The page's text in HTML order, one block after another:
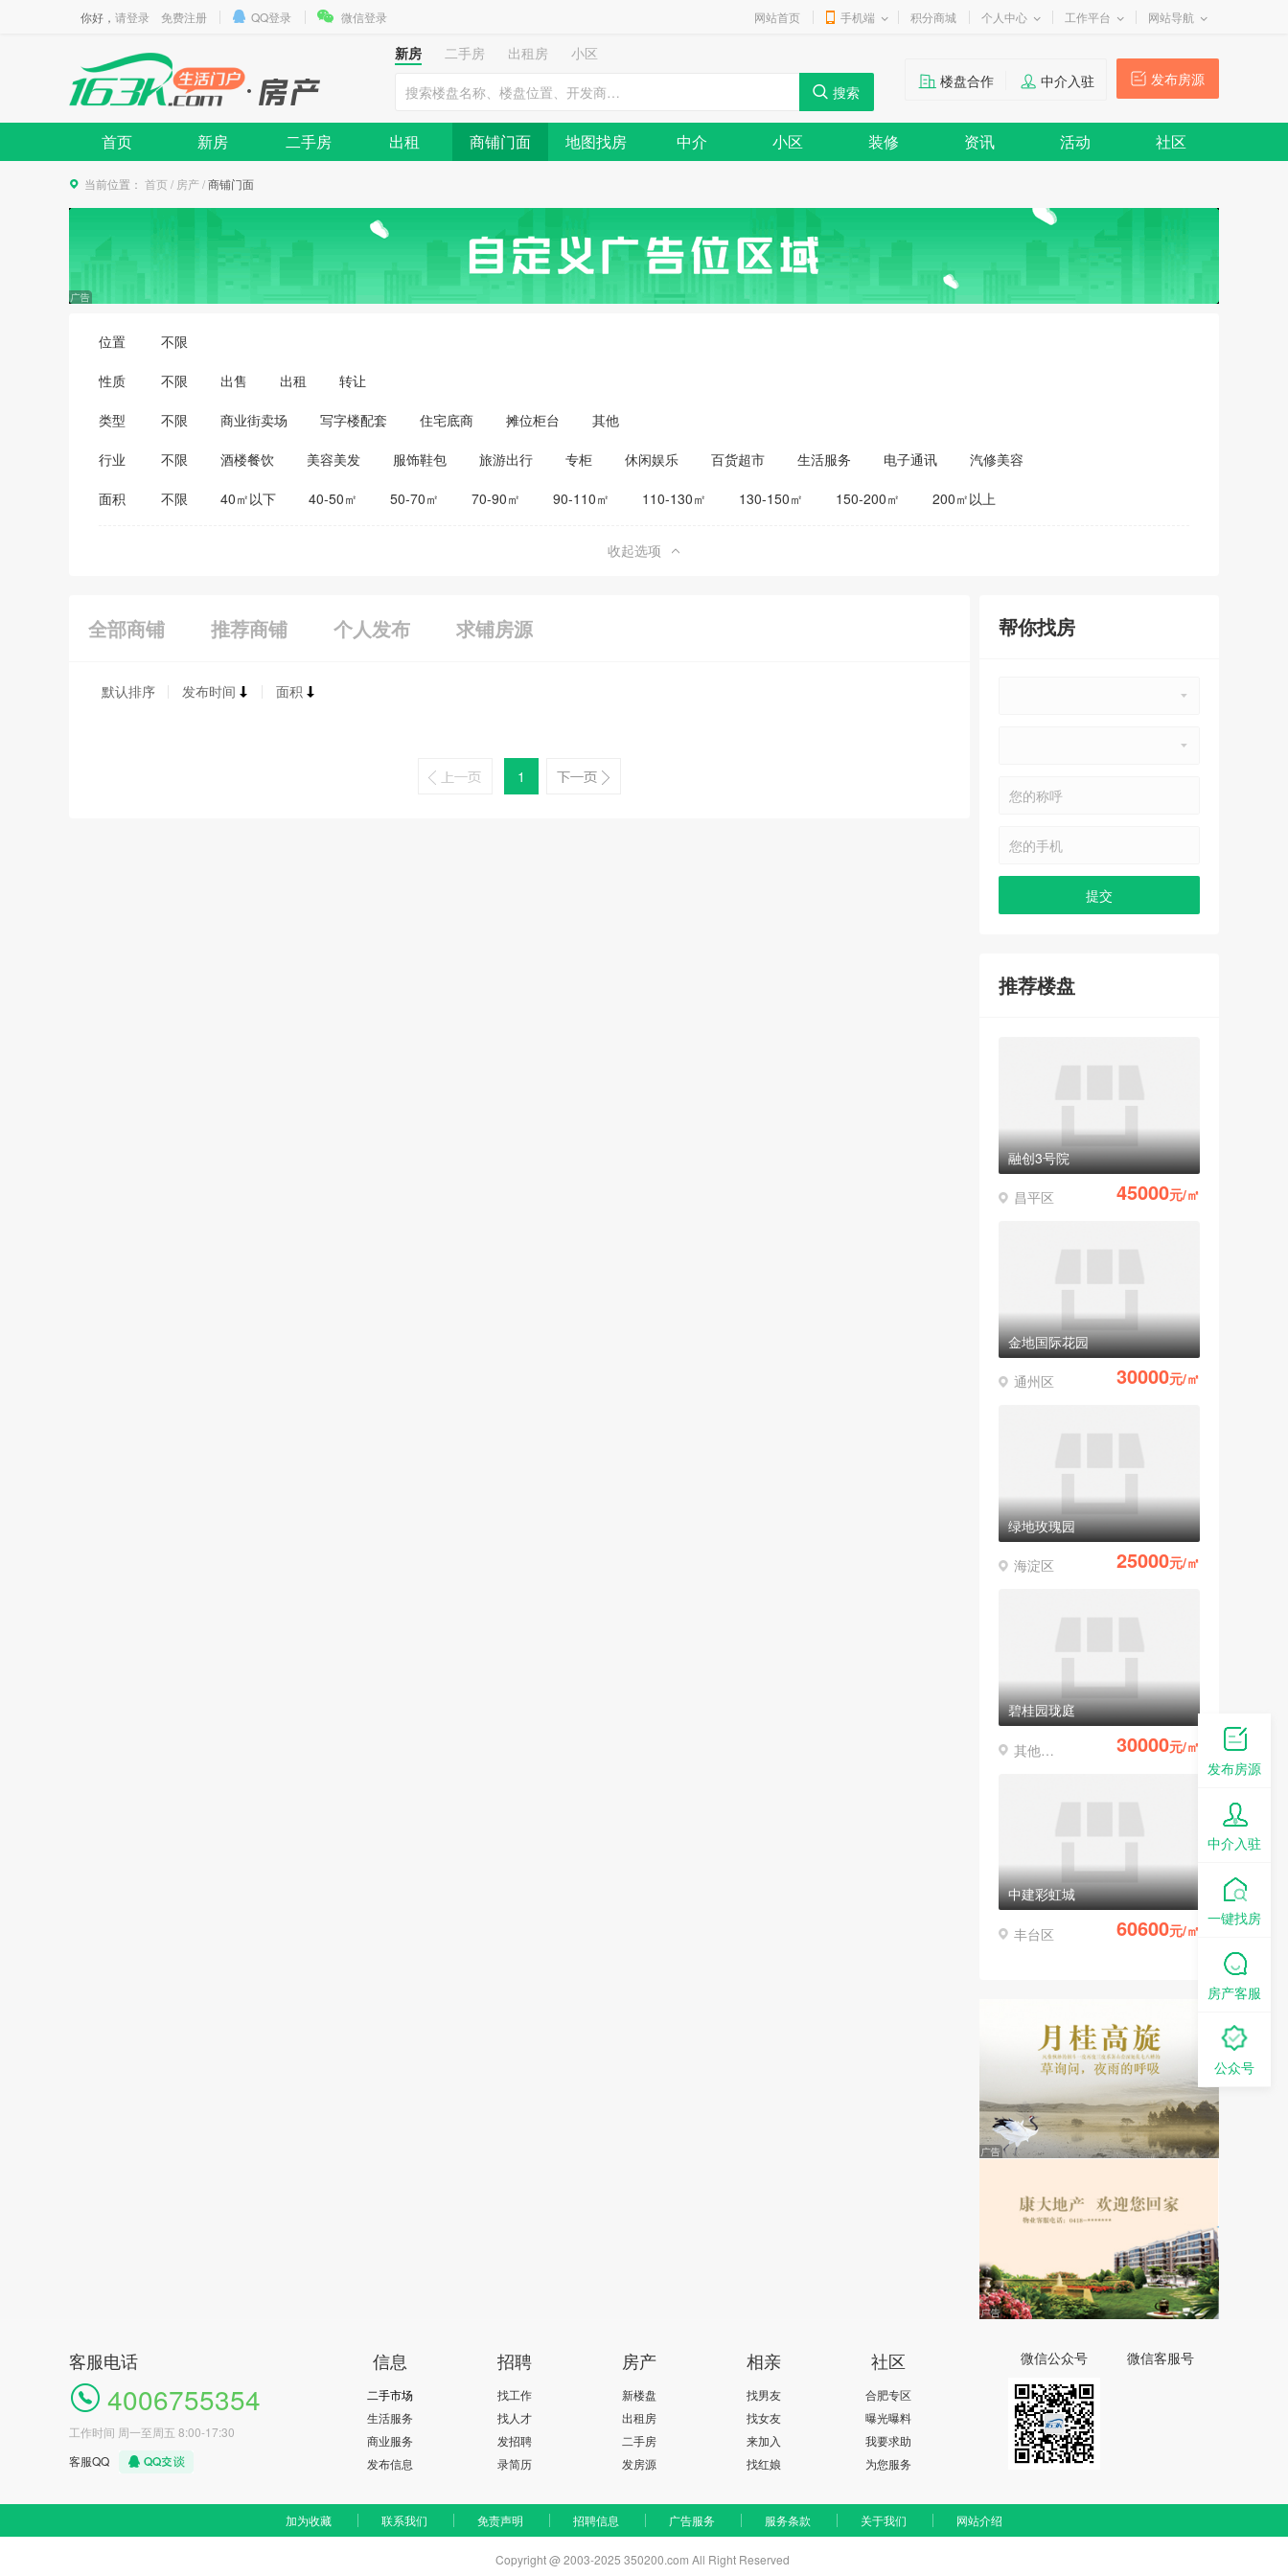
你好， 请登录 免费注册 QQ登录 微信登录 网站首页 手机端 积分商城 个人中心 工作平台 网站导航
新房 二手房 出租房
小区
发布房源
楼盘合作 中介入驻
首页 新房 二手房 出租 商铺门面 地图找房 中介 小区 装修 资讯 活动 社区
当前位置： 首页 / 房产/商铺门面
位置 不限
性质 不限 出售 出租 转让
类型 不限 商业街卖场 写字楼配套 住宅底商 摊位柜台 其他
行业 不限 酒楼餐饮 美容美发 服饰鞋包 旅游出行 专柜 休闲娱乐 百货超市 生活服务 电子通讯
汽修美容
医药保健
家居建材
面积 不限 40㎡以下 40-50㎡ 50-70㎡ 70-90㎡ 90-110㎡ 110-130㎡ 130-150㎡ 150-200㎡ 200㎡以上
收起选项
全部商铺 推荐商铺 个人发布 求铺房源
默认排序 发布时间 面积
1
帮你找房
推荐楼盘
融创3号院
昌平区 45000元/㎡
金地国际花园
通州区 30000元/㎡
绿地玫瑰园
海淀区 25000元/㎡
碧桂园珑庭
其他区县 30000元/㎡
中建彩虹城
丰台区 60600元/㎡
客服电话
4006755354
工作时间 周一至周五 8:00-17:30
客服QQ
信息
二手市场
生活服务
商业服务
发布信息
招聘
找工作
找人才
发招聘
录简历
房产
新楼盘
出租房
二手房
发房源
相亲
找男友
找女友
来加入
找红娘
社区
合肥专区
曝光曝料
我要求助
为您服务
微信公众号 微信客服号
加为收藏 联系我们 免责声明 招聘信息 广告服务 服务条款 关于我们 网站介绍
Copyright @ 2003-2025 350200.com All Right Reserved
发布房源
中介入驻
一键找房
房产客服
公众号